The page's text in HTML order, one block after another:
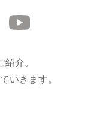
介。
いきます。